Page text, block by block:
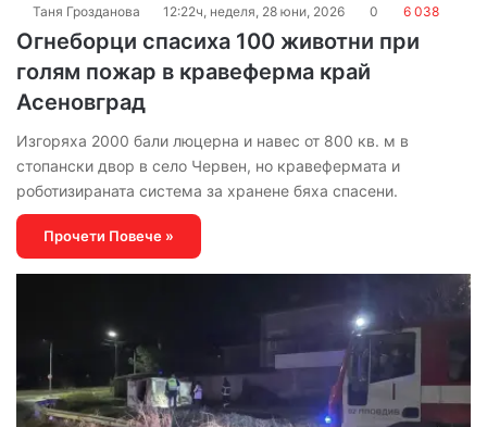
Таня Грозданова 12:22ч, неделя, 28 юни, 2026 0 6 038
Огнеборци спасиха 100 животни при
голям пожар в кравеферма край
Асеновград
Изгоряха 2000 бали люцерна и навес от 800 кв. м в
стопански двор в село Червен, но кравефермата и
роботизираната система за хранене бяха спасени.
Прочети Повече »